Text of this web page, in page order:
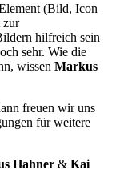
(Bild, Icon
zur
hilfreich sein
sehr. Wie die
wissen Markus
freuen wir uns
für weitere
Hahner & Kai